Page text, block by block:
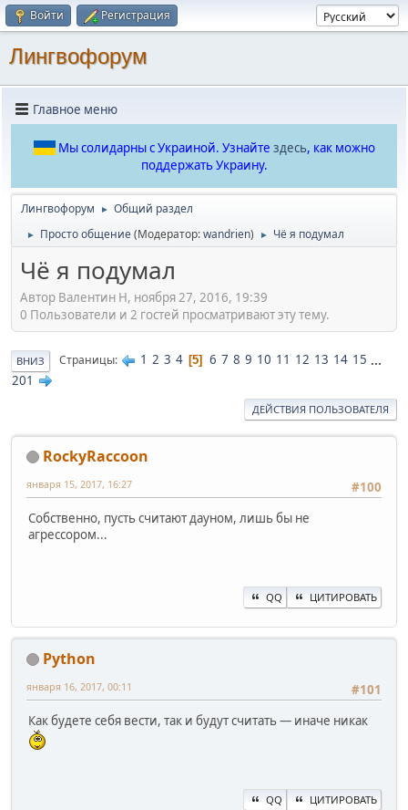
Войти Регистрация
Лингвофорум
Главное меню
Мы солидарны с Украиной. Узнайте здесь, как можно
поддержать Украину.
Лингвофорум ► Общий раздел
► Просто общение(Модератор:wandrien) ► Чё я подумал
Чё я подумал
Автор Валентин Н, ноября 27, 2016, 19:39
0 Пользователи и 2 гостей просматривают эту тему.
ВНИЗ Страницы 1 2 3 4 5 6 7 8 9 10 11 12 13 14 15 ...
201
ДЕЙСТВИЯ ПОЛЬЗОВАТЕЛЯ
RockyRaccoon
#100
января 15, 2017, 16:27
Собственно, пусть считают дауном, лишь бы не
агрессором...
QQ ЦИТИРОВАТЬ
Python
#101
января 16, 2017, 00:11
Как будете себя вести, так и будут считать — иначе никак
QQ ЦИТИРОВАТЬ